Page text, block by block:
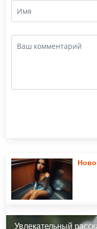
Увлекательный